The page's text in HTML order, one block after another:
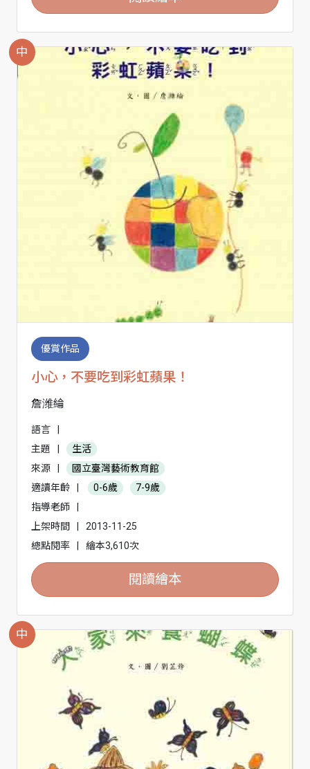
中
優賞作品
小心，不要吃到彩虹蘋果！
詹潍綸
語言
主題
生活
來源
國立臺灣藝術教育館
適讀年齡
0-6歲
7-9歲
指導老師
上架時間
2013-11-25
總點閱率
繪本3,610次
閱讀繪本
中